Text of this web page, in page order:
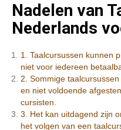
Nadelen van
Nederlands
1. Taalcursussen kunnen
niet voor iedereen
2. Sommige
en niet voldoende
cursisten.
3. Het kan uitdagend zijn
het volgen van een